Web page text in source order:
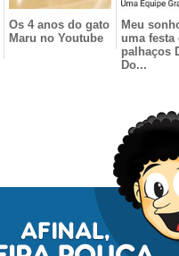
Os 4 anos do gato
Maru no Youtube
Meu
uma festa
palhaços
Do...